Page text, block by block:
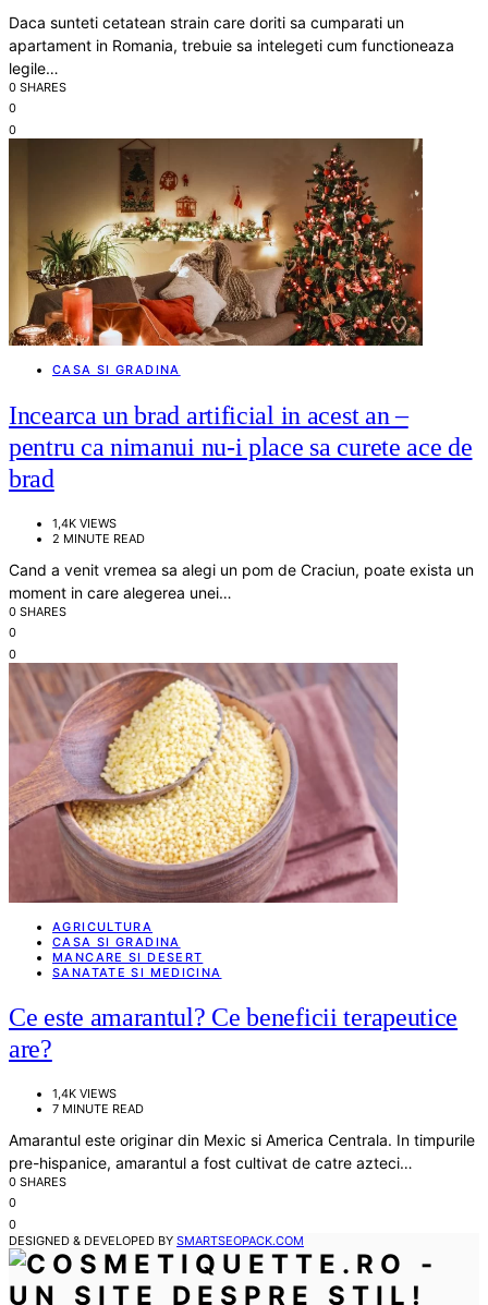
Daca sunteti cetatean strain care doriti sa cumparati un
apartament in Romania, trebuie sa intelegeti cum functioneaza
legile…
0 SHARES
0
0
CASA SI GRADINA
Incearca un brad artificial in acest an –
pentru ca nimanui nu-i place sa curete ace de
brad
1,4K VIEWS
2 MINUTE READ
Cand a venit vremea sa alegi un pom de Craciun, poate exista un
moment in care alegerea unei…
0 SHARES
0
0
AGRICULTURA
CASA SI GRADINA
MANCARE SI DESERT
SANATATE SI MEDICINA
Ce este amarantul? Ce beneficii terapeutice
are?
1,4K VIEWS
7 MINUTE READ
Amarantul este originar din Mexic si America Centrala. In timpurile
pre-hispanice, amarantul a fost cultivat de catre azteci…
0 SHARES
0
0
DESIGNED & DEVELOPED BY SMARTSEOPACK.COM